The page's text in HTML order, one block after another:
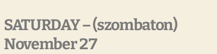
SATURDAY – (szombaton)
November 27